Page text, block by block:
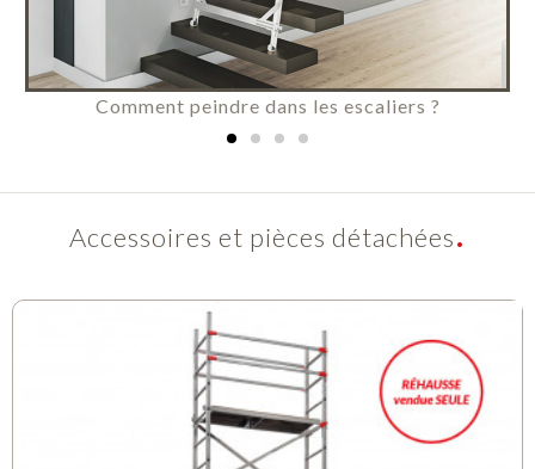
Comment peindre dans les escaliers ?
Accessoires et pièces détachées